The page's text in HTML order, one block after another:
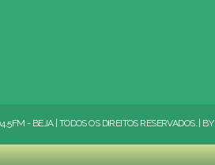
- BEJA | TODOS OS DIREITOS RESERVADOS. | BY